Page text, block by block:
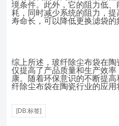
境条件。此外，它的阻力低
耗，同时减少系统的阻力，
寿命长，可以降低更换滤袋的
综上所述，玻纤除尘布袋在
仅提高了产品质量和生产效
康。随着环保意识的不断提
纤除尘布袋在陶瓷行业的应用
[DB:标签]